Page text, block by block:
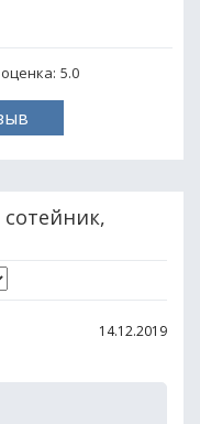
5.0
14.12.2019